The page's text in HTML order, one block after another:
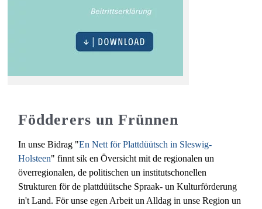
Födderers un Frünnen
In unse Bidrag "En Nett för Plattdüütsch in Sleswig-
Holsteen" finnt sik en Översicht mit de regionalen un
överregionalen, de politischen un institutschonellen
Strukturen för de plattdüütsche Spraak- un Kulturförderung
in't Land. För unse egen Arbeit un Alldag in unse Region un